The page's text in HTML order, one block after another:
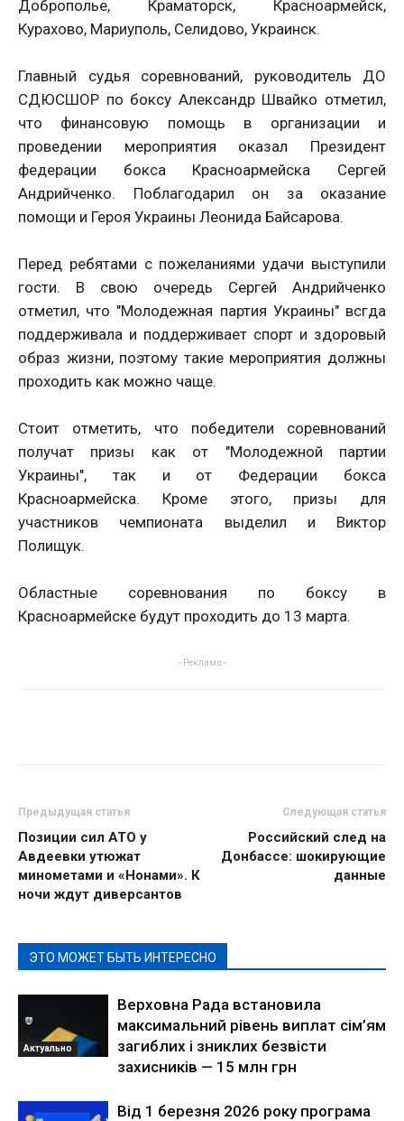
Доброполье, Краматорск, Красноармейск,
Курахово, Мариуполь, Селидово, Украинск.
Главный судья соревнований, руководитель ДО
СДЮСШОР по боксу Александр Швайко отметил,
что финансовую помощь в организации и
проведении мероприятия оказал Президент
федерации бокса Красноармейска Сергей
Андрийченко. Поблагодарил он за оказание
помощи и Героя Украины Леонида Байсарова.
Перед ребятами с пожеланиями удачи выступили
гости. В свою очередь Сергей Андрийченко
отметил, что "Молодежная партия Украины" всгда
поддерживала и поддерживает спорт и здоровый
образ жизни, поэтому такие мероприятия должны
проходить как можно чаще.
Стоит отметить, что победители соревнований
получат призы как от "Молодежной партии
Украины", так и от Федерации бокса
Красноармейска. Кроме этого, призы для
участников чемпионата выделил и Виктор
Полищук.
Областные соревнования по боксу в
Красноармейске будут проходить до 13 марта.
- Реклама -
Предыдущая статья
Позиции сил АТО у
Авдеевки утюжат
минометами и «Нонами». К
ночи ждут диверсантов
Следующая статья
Российский след на
Донбассе: шокирующие
данные
ЭТО МОЖЕТ БЫТЬ ИНТЕРЕСНО
Актуально
Верховна Рада встановила
максимальний рівень виплат сім’ям
загиблих і зниклих безвісти
захисників — 15 млн грн
Від 1 березня 2026 року програма